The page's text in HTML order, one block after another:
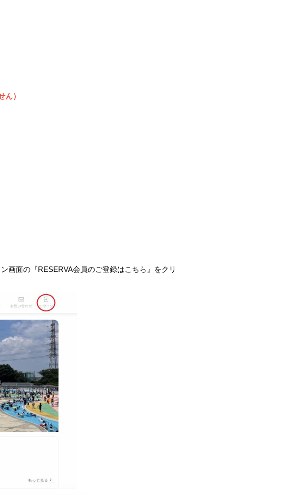
）
画面の『RESERVA会員のご登録はこちら』をクリ